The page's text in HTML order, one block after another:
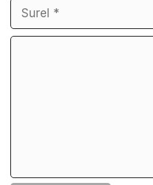
Komentar